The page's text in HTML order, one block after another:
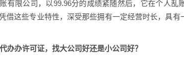
有限公司，以99.96分的成绩紧随然后，它在个人乱
借这些专业特性，深受那些拥有一定经营时长，具
办办许可证，找大公司好还是小公司好？